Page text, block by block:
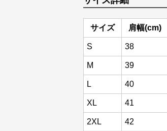
サイズ 肩幅(cm)
S 38
M 39
L 40
XL 41
2XL 42